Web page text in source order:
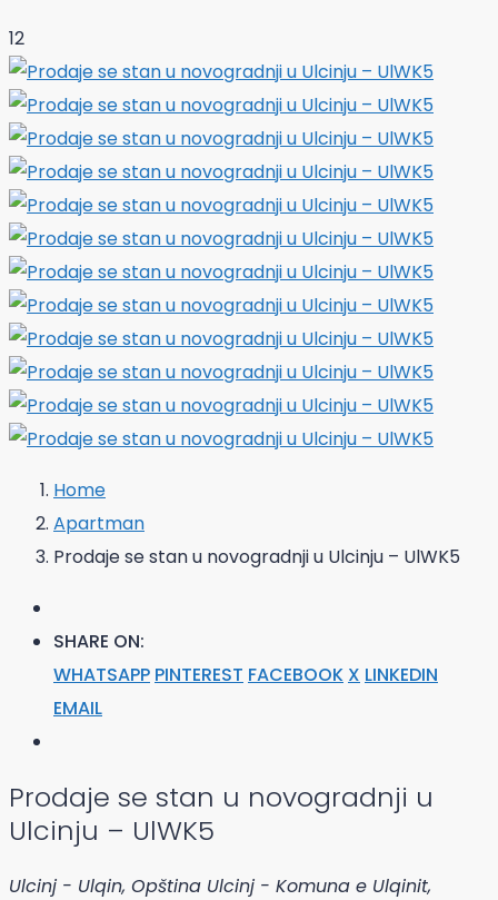
12
Home
Apartman
Prodaje se stan u novogradnji u Ulcinju – UlWK5
SHARE ON:
WHATSAPP PINTEREST FACEBOOK X LINKEDIN
EMAIL
Prodaje se stan u novogradnji u
Ulcinju – UlWK5
Ulcinj - Ulqin, Opština Ulcinj - Komuna e Ulqinit,